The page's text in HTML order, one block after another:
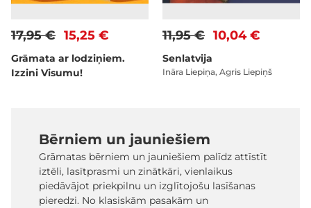
15,25 €
17,95 €
Grāmata ar lodziņiem.
Izzini Visumu!
10,04 €
11,95 €
Senlatvija
Ināra Liepiņa, Agris Liepiņš
Bērniem un jauniešiem
Grāmatas bērniem un jauniešiem palīdz attīstīt
iztēli, lasītprasmi un zinātkāri, vienlaikus
piedāvājot priekpilnu un izglītojošu lasīšanas
pieredzi. No klasiskām pasakām un